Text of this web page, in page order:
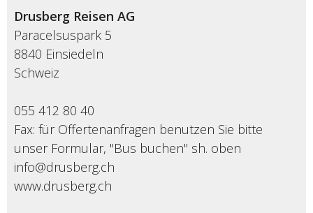
Drusberg Reisen AG
Paracelsuspark 5
8840 Einsiedeln
Schweiz
055 412 80 40
Fax: für Offertenanfragen benutzen Sie bitte
unser Formular, "Bus buchen" sh. oben
info@drusberg.ch
www.drusberg.ch